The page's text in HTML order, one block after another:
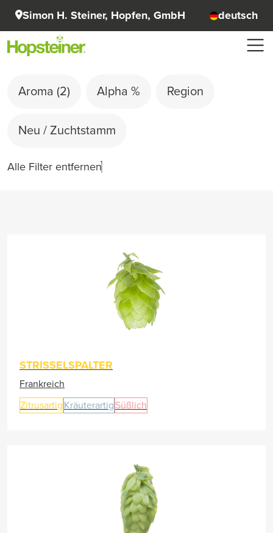
Simon H. Steiner, Hopfen, GmbH deutsch
Aroma (2) Alpha % Region
Neu / Zuchtstamm
Alle Filter entfernen
STRISSELSPALTER
Frankreich
Zitrusartig Kräuterartig Süßlich